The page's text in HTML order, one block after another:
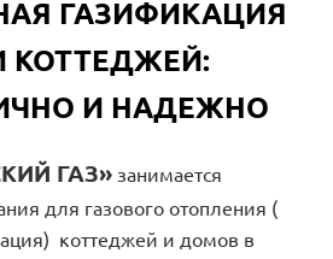
ГАЗИФИКАЦИЯ
КОТТЕДЖЕЙ:
И НАДЕЖНО
ГАЗ» занимается
для газового отопления (
коттеджей и домов в